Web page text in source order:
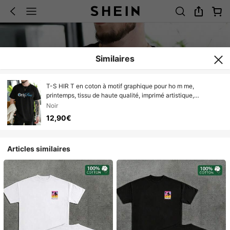
Similaires
T-S HIR T en coton à motif graphique pour ho m me,
printemps, tissu de haute qualité, imprimé artistique,
décontracté, respirant.
Noir
12,90€
Articles similaires